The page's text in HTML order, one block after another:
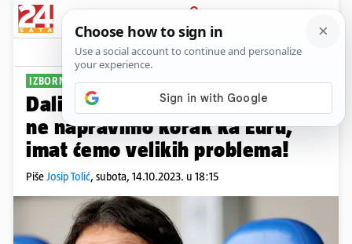
PRIJAVA
Sport Komentari
IZBORNIK RAZMIŠLJA O PROMJENAMA
Dalić: Nema alibija. Ako sutra
ne napravimo korak ka Euru,
imat ćemo velikih problema!
PišeJosip Tolić, subota, 14.10.2023. u 18:15